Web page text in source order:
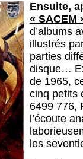
Ensuite,
« SACEM
d’albums
illustrés
parties
disque…
de 1965,
cinq petits
6499 776,
l’écoute
les